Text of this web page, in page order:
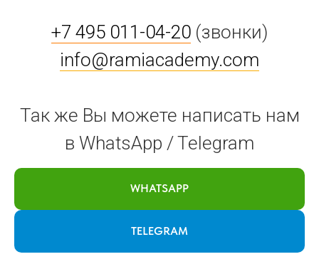
+7 495 011-04-20 (звонки)
info@ramiacademy.com
Так же Вы можете написать нам
в WhatsApp / Telegram
WHATSAPP
TELEGRAM